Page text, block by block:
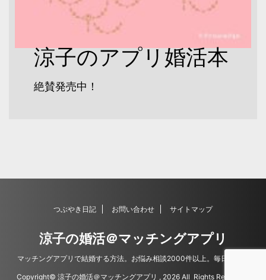
涼子のアプリ婚活本
絶賛発売中！
つぶやき日記 お問い合わせ サイトマップ
涼子の婚活＠マッチングアプリ
マッチングアプリで結婚する方法。お悩み相談2000件以上。毎日更新。
Copyright© 涼子の婚活＠マッチングアプリ , 2026 All Rights Reserved.